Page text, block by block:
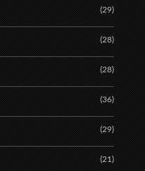
(29)
(28)
(28)
(36)
(29)
(21)